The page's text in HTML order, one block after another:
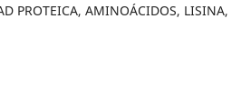
PROTEICA, AMINOÁCIDOS, LISINA,